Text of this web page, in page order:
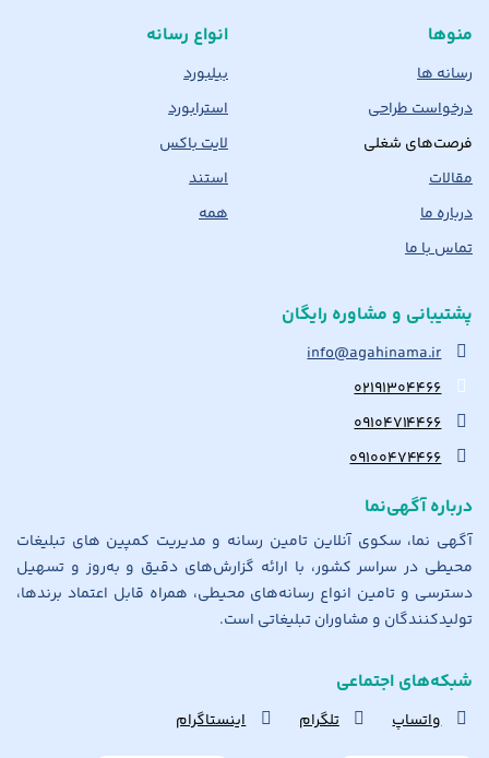
منوها
رسانه ها
درخواست طراحی
فرصت‌های شغلی
مقالات
درباره ما
تماس با ما
انواع رسانه
بیلبورد
استرابورد
لایت باکس
استند
همه
پشتیبانی و مشاوره رایگان
info@agahinama.ir
۰۲۱۹۱۳۰۴۴۶۶
۰۹۱۰۴۷۱۴۴۶۶
۰۹۱۰۰۴۷۴۴۶۶
درباره آگهی‌نما
آگهی نما، سکوی آنلاین تامین رسانه و مدیریت کمپین های تبلیغات
محیطی در سراسر کشور، با ارائه گزارش‌های دقیق و به‌روز و تسهیل
دسترسی و تامین انواع رسانه‌های محیطی، همراه قابل اعتماد برندها،
تولیدکنندگان و مشاوران تبلیغاتی است.
شبکه‌های اجتماعی
واتساپ تلگرام اینستاگرام